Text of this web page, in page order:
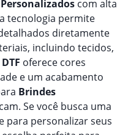
Personalizados com alta
tecnologia permite
diretamente
incluindo tecidos,
DTF oferece cores
e um acabamento
Brindes
Se você busca uma
para personalizar seus